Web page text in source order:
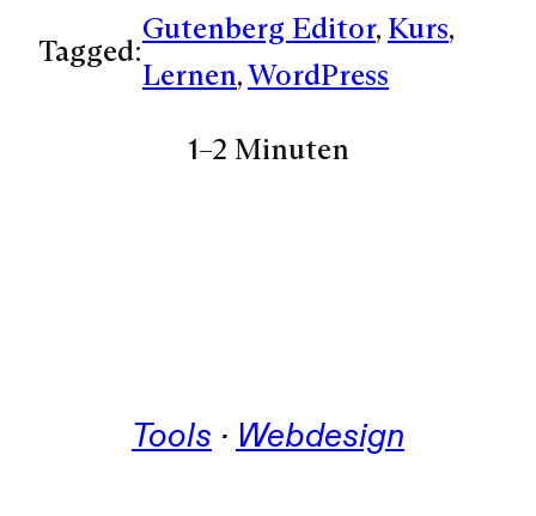
Tagged:
Gutenberg Editor, Kurs
Lernen, WordPress
1–2 Minuten
Tools · Webdesign